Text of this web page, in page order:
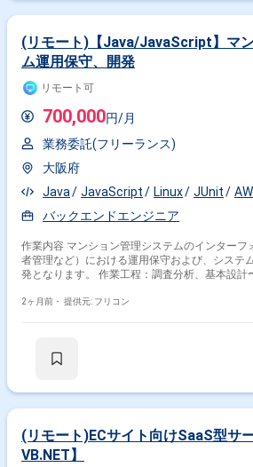
与しつつ、マイクロサービスやコンテナ技術な
触れられる可能性があります。 【開発環境】 Javaを中心とした開発環境
にて、競馬システムの追加開発およびマイグレ
PHPやコンテナ技術、マイクロサービスなども
定です。
(リモート)【Java/JavaScript】マ
ム運用保守、開発
リモート可
700,000円/月
業務委託(フリーランス)
大阪府
Java
JavaScript Linux JUnit
バックエンドエンジニア
作業内容 マンション管理システムのインターフ
者管理など）における運用保守および、システ
発となります。 作業工程：調査分析、基本設計
2ヶ月前・ 提供元: フリコン
(リモート)ECサイト向けSaaS型サ
VB.NET】